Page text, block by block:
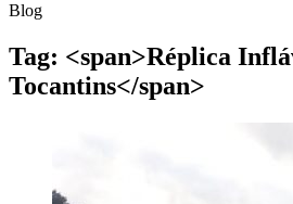
Blog
Tag: <span>Réplica
Tocantins</span>